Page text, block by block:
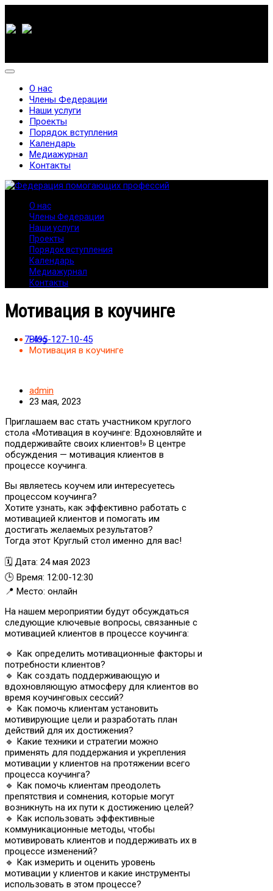
7-495-127-10-45
О нас
Члены Федерации
Наши услуги
Проекты
Порядок вступления
Календарь
Медиажурнал
Контакты
О нас
Члены Федерации
Наши услуги
Проекты
Порядок вступления
Календарь
Медиажурнал
Контакты
Мотивация в коучинге
Blog
Мотивация в коучинге
admin
23 мая, 2023
Приглашаем вас стать участником круглого
стола «Мотивация в коучинге: Вдохновляйте и
поддерживайте своих клиентов!» В центре
обсуждения — мотивация клиентов в
процессе коучинга.
Вы являетесь коучем или интересуетесь
процессом коучинга?
Хотите узнать, как эффективно работать с
мотивацией клиентов и помогать им
достигать желаемых результатов?
Тогда этот Круглый стол именно для вас!
🗓 Дата: 24 мая 2023
🕒 Время: 12:00-12:30
📍 Место: онлайн
На нашем мероприятии будут обсуждаться
следующие ключевые вопросы, связанные с
мотивацией клиентов в процессе коучинга:
🔹 Как определить мотивационные факторы и
потребности клиентов?
🔹 Как создать поддерживающую и
вдохновляющую атмосферу для клиентов во
время коучинговых сессий?
🔹 Как помочь клиентам установить
мотивирующие цели и разработать план
действий для их достижения?
🔹 Какие техники и стратегии можно
применять для поддержания и укрепления
мотивации у клиентов на протяжении всего
процесса коучинга?
🔹 Как помочь клиентам преодолеть
препятствия и сомнения, которые могут
возникнуть на их пути к достижению целей?
🔹 Как использовать эффективные
коммуникационные методы, чтобы
мотивировать клиентов и поддерживать их в
процессе изменений?
🔹 Как измерить и оценить уровень
мотивации у клиентов и какие инструменты
использовать в этом процессе?